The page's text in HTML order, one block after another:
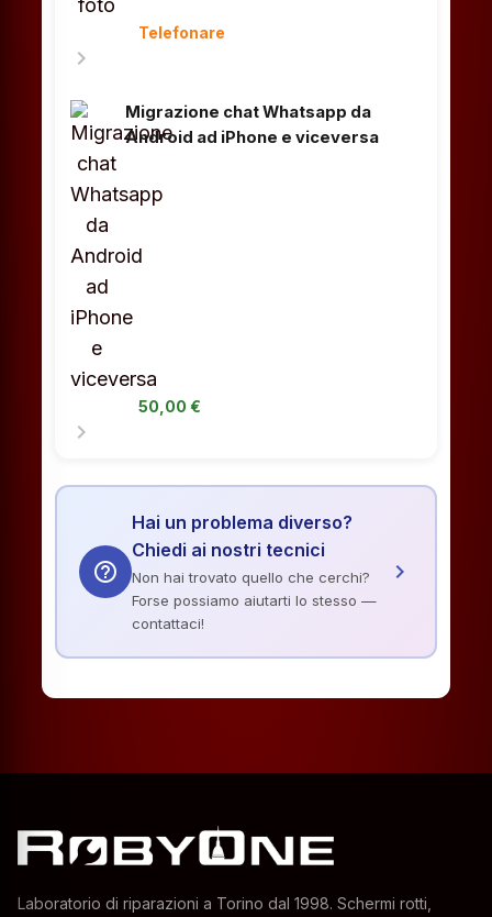
Telefonare
chevron_right
Migrazione chat Whatsapp da
Android ad iPhone e viceversa
50,00 €
chevron_right
help_outline
Hai un problema diverso?
Chiedi ai nostri tecnici
Non hai trovato quello che cerchi?
Forse possiamo aiutarti lo stesso —
contattaci!
chevron_right
Laboratorio di riparazioni a Torino dal 1998. Schermi rotti,